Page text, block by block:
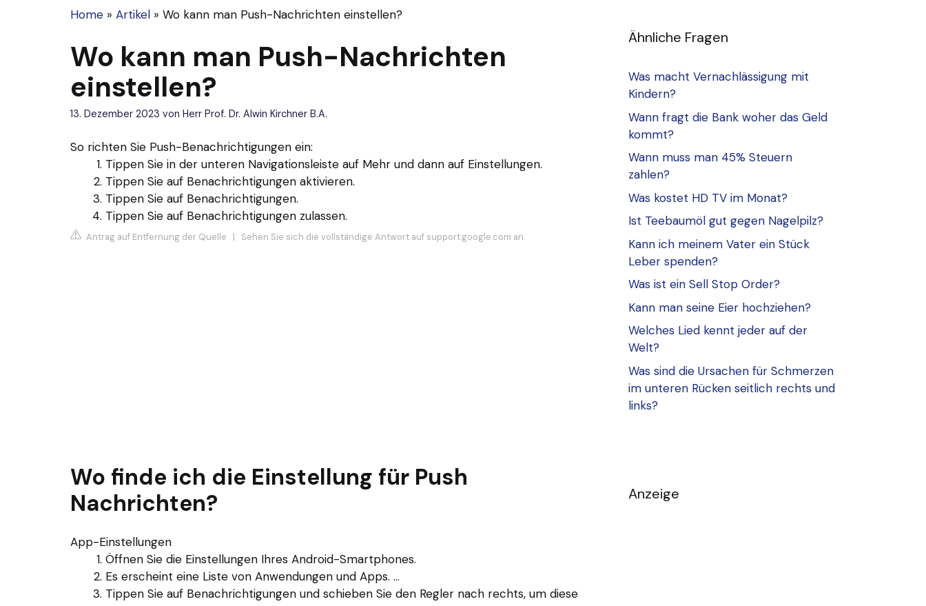
Home » Artikel » Wo kann man Push-Nachrichten einstellen?
Wo kann man Push-Nachrichten
einstellen?
13. Dezember 2023 von Herr Prof. Dr. Alwin Kirchner B.A.
So richten Sie Push-Benachrichtigungen ein:
Tippen Sie in der unteren Navigationsleiste auf Mehr und dann auf Einstellungen.
Tippen Sie auf Benachrichtigungen aktivieren.
Tippen Sie auf Benachrichtigungen.
Tippen Sie auf Benachrichtigungen zulassen.
Antrag auf Entfernung der Quelle | Sehen Sie sich die vollständige Antwort auf support.google.com an
Wo finde ich die Einstellung für Push
Nachrichten?
App-Einstellungen
Öffnen Sie die Einstellungen Ihres Android-Smartphones.
Es erscheint eine Liste von Anwendungen und Apps. ...
Tippen Sie auf Benachrichtigungen und schieben Sie den Regler nach rechts, um diese
Ähnliche Fragen
Was macht Vernachlässigung mit
Kindern?
Wann fragt die Bank woher das Geld
kommt?
Wann muss man 45% Steuern
zahlen?
Was kostet HD TV im Monat?
Ist Teebaumöl gut gegen Nagelpilz?
Kann ich meinem Vater ein Stück
Leber spenden?
Was ist ein Sell Stop Order?
Kann man seine Eier hochziehen?
Welches Lied kennt jeder auf der
Welt?
Was sind die Ursachen für Schmerzen
im unteren Rücken seitlich rechts und
links?
Anzeige